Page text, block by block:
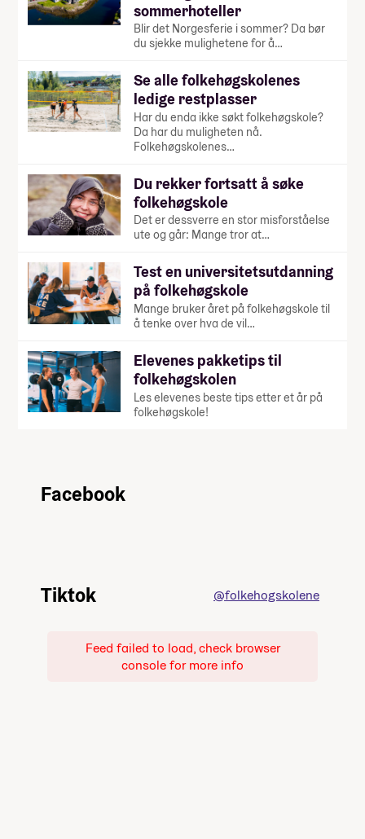
sommerhoteller
Blir det Norgesferie i sommer? Da bør
du sjekke mulighetene for å…
Se alle folkehøgskolenes
ledige restplasser
Har du enda ikke søkt folkehøgskole?
Da har du muligheten nå.
Folkehøgskolenes…
Du rekker fortsatt å søke
folkehøgskole
Det er dessverre en stor misforståelse
ute og går: Mange tror at…
Test en universitetsutdanning
på folkehøgskole
Mange bruker året på folkehøgskole til
å tenke over hva de vil…
Elevenes pakketips til
folkehøgskolen
Les elevenes beste tips etter et år på
folkehøgskole!
Facebook
Tiktok @folkehogskolene
Feed failed to load, check browser
console for more info